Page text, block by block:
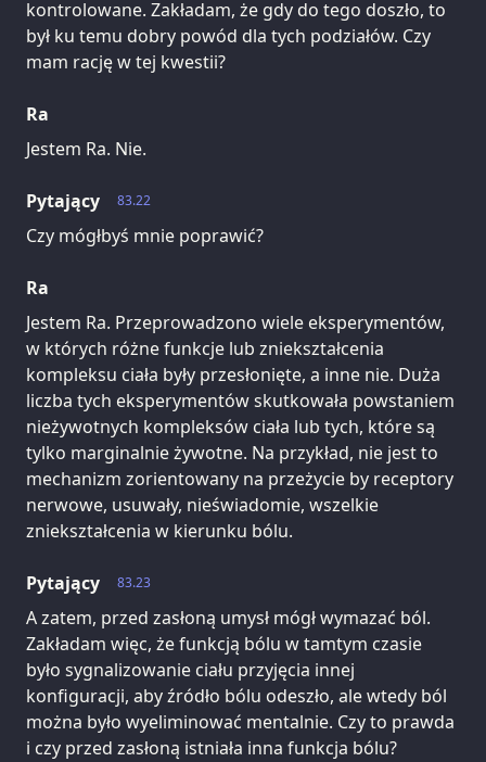
kontrolowane. Zakładam, że gdy do tego doszło, to
był ku temu dobry powód dla tych podziałów. Czy
mam rację w tej kwestii?
Ra
Jestem Ra. Nie.
83.22
Pytający
Czy mógłbyś mnie poprawić?
Ra
Jestem Ra. Przeprowadzono wiele eksperymentów,
w których różne funkcje lub zniekształcenia
kompleksu ciała były przesłonięte, a inne nie. Duża
liczba tych eksperymentów skutkowała powstaniem
nieżywotnych kompleksów ciała lub tych, które są
tylko marginalnie żywotne. Na przykład, nie jest to
mechanizm zorientowany na przeżycie by receptory
nerwowe, usuwały, nieświadomie, wszelkie
zniekształcenia w kierunku bólu.
83.23
Pytający
A zatem, przed zasłoną umysł mógł wymazać ból.
Zakładam więc, że funkcją bólu w tamtym czasie
było sygnalizowanie ciału przyjęcia innej
konfiguracji, aby źródło bólu odeszło, ale wtedy ból
można było wyeliminować mentalnie. Czy to prawda
i czy przed zasłoną istniała inna funkcja bólu?